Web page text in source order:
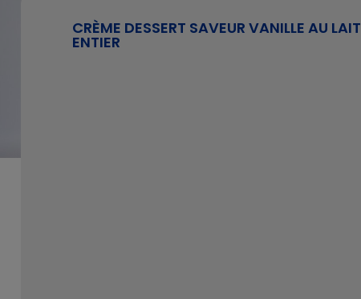
CRÈME DESSERT SAVEUR VANILLE AU LAIT
ENTIER